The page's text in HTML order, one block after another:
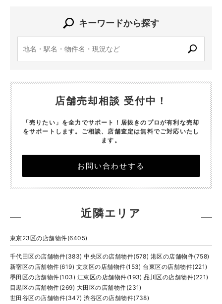
キーワードから探す
店舗売却相談 受付中！
「売りたい」を全力でサポート！居抜きのプロが有利な売却
をサポートします。 ご相談、店舗査定は無料でご対応いたし
ます。
お問い合わせする
近隣エリア
東京23区の店舗物件(6405)
千代田区の店舗物件(383) 中央区の店舗物件(578) 港区の店舗物件(758)
新宿区の店舗物件(619) 文京区の店舗物件(153) 台東区の店舗物件(221)
墨田区の店舗物件(103) 江東区の店舗物件(193) 品川区の店舗物件(221)
目黒区の店舗物件(269) 大田区の店舗物件(231)
世田谷区の店舗物件(347) 渋谷区の店舗物件(738)